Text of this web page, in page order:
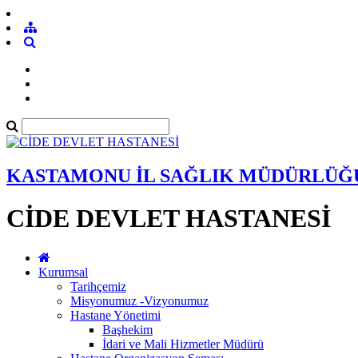
KASTAMONU İL SAĞLIK
CİDE DEVLET HASTANESİ
Kurumsal
Tarihçemiz
Misyonumuz -Vizyonumuz
Hastane Yönetimi
Başhekim
İdari ve Mali Hizmetler Müdürü